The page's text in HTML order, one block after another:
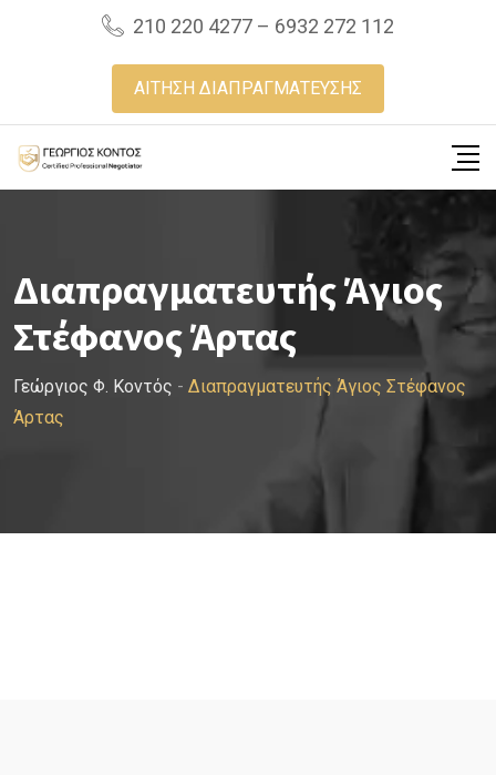
210 220 4277 – 6932 272 112
ΑΙΤΗΣΗ ΔΙΑΠΡΑΓΜΑΤΕΥΣΗΣ
Διαπραγματευτής Άγιος
Στέφανος Άρτας
Γεώργιος Φ. Κοντός - Διαπραγματευτής Άγιος Στέφανος
Άρτας